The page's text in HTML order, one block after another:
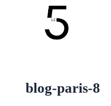
blog-paris-8